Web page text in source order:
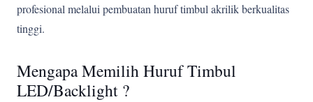
profesional melalui pembuatan huruf timbul akrilik berkualitas
tinggi.
Mengapa Memilih Huruf Timbul
LED/Backlight ?